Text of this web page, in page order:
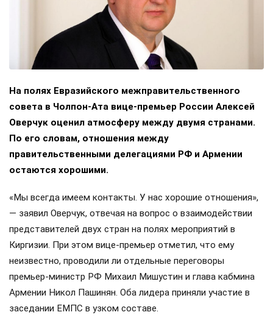
На полях Евразийского межправительственного
совета в Чолпон-Ата вице-премьер России Алексей
Оверчук оценил атмосферу между двумя странами.
По его словам, отношения между
правительственными делегациями РФ и Армении
остаются хорошими.
«Мы всегда имеем контакты. У нас хорошие отношения»,
— заявил Оверчук, отвечая на вопрос о взаимодействии
представителей двух стран на полях мероприятий в
Киргизии. При этом вице-премьер отметил, что ему
неизвестно, проводили ли отдельные переговоры
премьер-министр РФ Михаил Мишустин и глава кабмина
Армении Никол Пашинян. Оба лидера приняли участие в
заседании ЕМПС в узком составе.